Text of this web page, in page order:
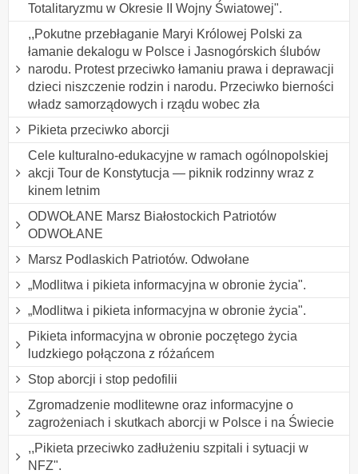
Totalitaryzmu w Okresie II Wojny Światowej".
,,Pokutne przebłaganie Maryi Królowej Polski za
łamanie dekalogu w Polsce i Jasnogórskich ślubów
narodu. Protest przeciwko łamaniu prawa i deprawacji
dzieci niszczenie rodzin i narodu. Przeciwko bierności
władz samorządowych i rządu wobec zła
Pikieta przeciwko aborcji
Cele kulturalno-edukacyjne w ramach ogólnopolskiej
akcji Tour de Konstytucja — piknik rodzinny wraz z
kinem letnim
ODWOŁANE Marsz Białostockich Patriotów
ODWOŁANE
Marsz Podlaskich Patriotów. Odwołane
„Modlitwa i pikieta informacyjna w obronie życia".
„Modlitwa i pikieta informacyjna w obronie życia".
Pikieta informacyjna w obronie poczętego życia
ludzkiego połączona z różańcem
Stop aborcji i stop pedofilii
Zgromadzenie modlitewne oraz informacyjne o
zagrożeniach i skutkach aborcji w Polsce i na Świecie
,,Pikieta przeciwko zadłużeniu szpitali i sytuacji w
NFZ".